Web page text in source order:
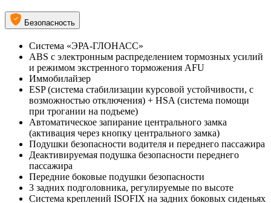
Безопасность
Система «ЭРА-ГЛОНАСС»
ABS с электронным распределением тормозных усилий
и режимом экстренного торможения AFU
Иммобилайзер
ESP (система стабилизации курсовой устойчивости, c
возможностью отключения) + HSA (система помощи
при трогании на подъеме)
Автоматическое запирание центрального замка
(активация через кнопку центрального замка)
Подушки безопасности водителя и переднего пассажира
Деактивируемая подушка безопасности переднего
пассажира
Передние боковые подушки безопасности
3 задних подголовника, регулируемые по высоте
Система креплений ISOFIX на задних боковых сиденьях